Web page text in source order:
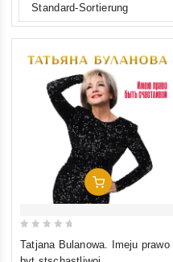
In Den Warenkorb
out
Tatjana Bulanowa. Imeju prawo